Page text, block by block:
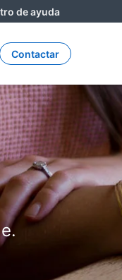
de ayuda
Contactar